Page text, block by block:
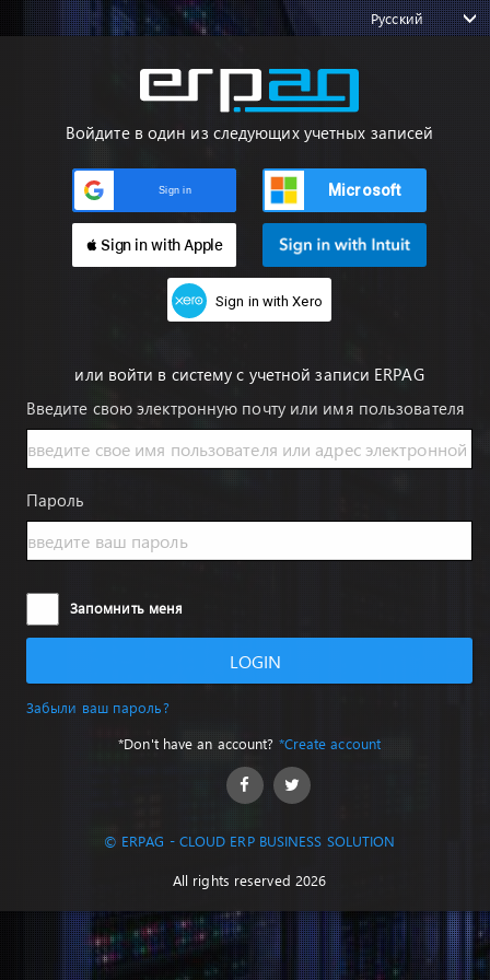
Русский
Войдите в один из следующих учетных записей
Sign in Microsoft
 Sign in with Apple
Sign in with Xero
или войти в систему с учетной записи ERPAG
Введите свою электронную почту или имя пользователя
Пароль
Запомнить меня
LOGIN
Забыли ваш пароль?
*Don't have an account? *Create account
© ERPAG - CLOUD ERP BUSINESS SOLUTION
All rights reserved 2026